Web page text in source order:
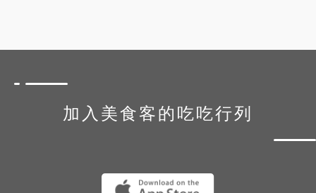
加入美食客的吃吃行列